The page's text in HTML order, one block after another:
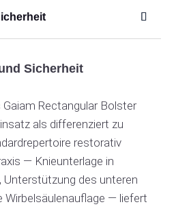
Sicherheit
Gaiam Rectangular Bolster
als differenziert zu
restorativ
— Knieunterlage in
Unterstützung des unteren
Wirbelsäulenauflage — liefert